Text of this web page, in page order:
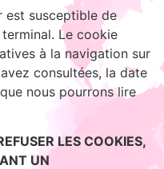
est susceptible de
Le cookie
à la navigation sur
consultées, la date
nous pourrons lire
LES COOKIES,
UN